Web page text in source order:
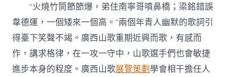
“火燒竹筒節節爆，弟住南寧哥噴鼻橋；梁銘錯誤
韋德運，一個矮來一個高。”兩個年青人幽默的歌詞引
得臺下笑聲不竭。廣西山歌重期近興而歌，有感而
作，講求格律，在一攻一守中，山歌選手們也會敏捷
進步本身的程度。廣西山歌展覽策劃學會相干擔任人